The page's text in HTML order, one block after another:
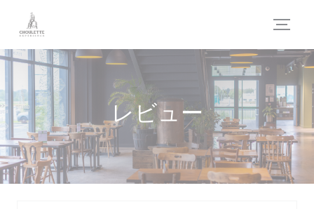
クッキー利用の管理について
レビュー